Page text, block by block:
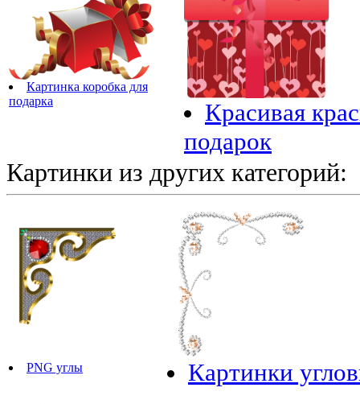
Картинка коробка для
подарка
Красивая
подарок
Картинки из других категорий:
PNG углы Картинки